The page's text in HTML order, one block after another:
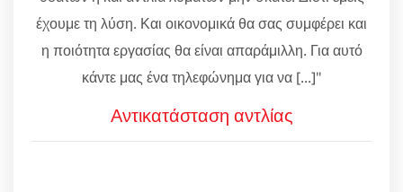
έχουμε τη λύση. Και οικονομικά θα σας συμφέρει και
η ποιότητα εργασίας θα είναι απαράμιλλη. Για αυτό
κάντε μας ένα τηλεφώνημα για να [...]"
Αντικατάσταση αντλίας